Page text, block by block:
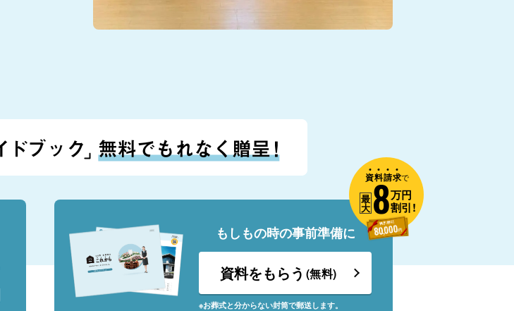
もしもの時の事前準備に
資料をもらう (無料)
※お葬式と分からない封筒で郵送します。
資料請求で
最
大8万円
割引!